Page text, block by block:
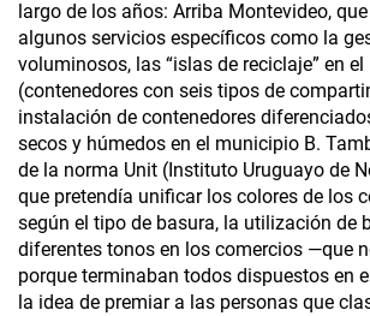
largo de los años: Arriba Montevideo,
algunos servicios específicos como la
voluminosos, las “islas de reciclaje” en
(contenedores con seis tipos de
instalación de contenedores
secos y húmedos en el municipio B.
de la norma Unit (Instituto Uruguayo de
que pretendía unificar los colores de los
según el tipo de basura, la utilización de
diferentes tonos en los comercios —que
porque terminaban todos dispuestos en
la idea de premiar a las personas que